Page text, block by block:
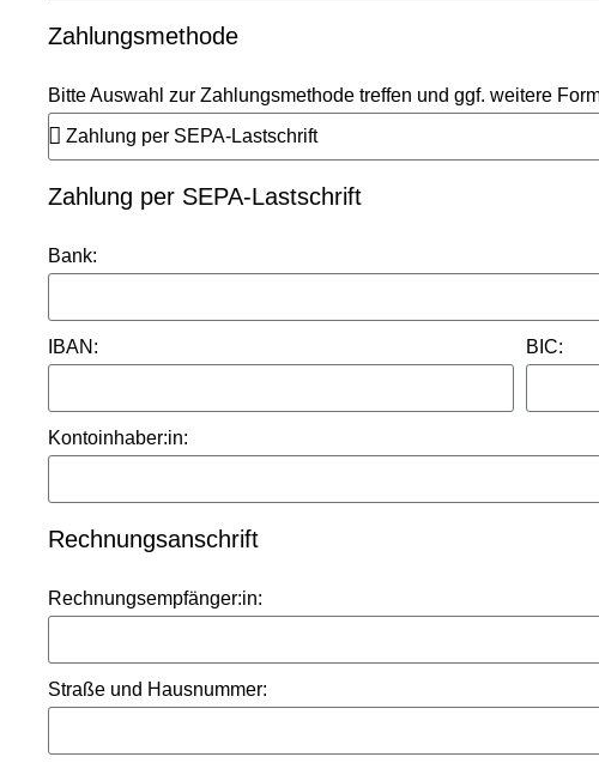
Zahlungsmethode
Bitte Auswahl zur Zahlungsmethode treffen und ggf. weitere
Zahlung per SEPA-Lastschrift
Bank:
IBAN: BIC:
Kontoinhaber:in:
Rechnungsanschrift
Rechnungsempfänger:in:
Straße und Hausnummer: